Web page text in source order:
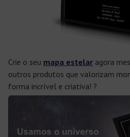
Crie o seu mapa estelar agora
outros produtos que valorizam
forma incrível e criativa! ?